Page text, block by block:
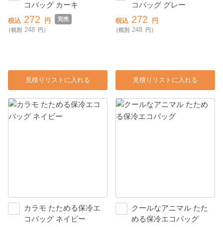
コバッグ カーキ
税込 272 円
完売
（税別 248 円）
見積りリストに入れる
コバッグ グレー
税込 272 円
（税別 248 円）
見積りリストに入れる
カラモ たためる保冷エ
コバッグ ネイビー
クールなアニマル たた
める保冷エコバッグ